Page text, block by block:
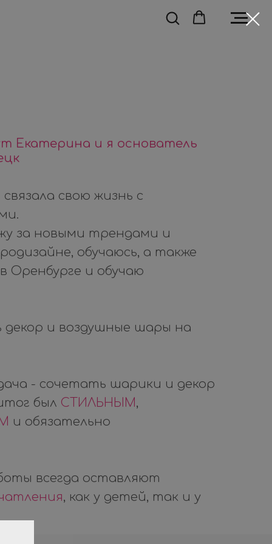
Екатерина и я основатель
свою жизнь с
за новыми трендами и
обучаюсь, а также
в Оренбурге и обучаю
и воздушные шары на
- сочетать шарики и декор
был СТИЛЬНЫМ,
и обязательно
всегда оставляют
, как у детей, так и у